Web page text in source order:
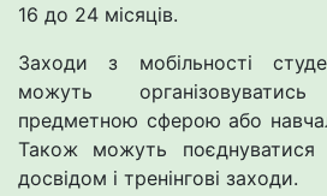
16 до 24 місяців.
Заходи з мобільності
можуть
предметною сферою або
Також можуть поєднуватися
досвідом і тренінгові заходи.